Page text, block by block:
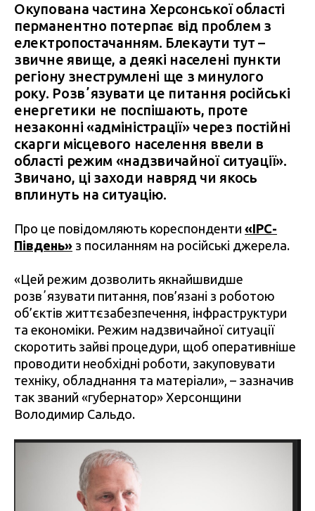
Окупована частина Херсонської області
перманентно потерпає від проблем з
електропостачанням. Блекаути тут –
звичне явище, а деякі населені пункти
регіону знеструмлені ще з минулого
року. Розвʼязувати це питання російські
енергетики не поспішають, проте
незаконні «адміністрації» через постійні
скарги місцевого населення ввели в
області режим «надзвичайної ситуації».
Звичано, ці заходи навряд чи якось
вплинуть на ситуацію.
Про це повідомляють кореспонденти «IPC-
Південь» з посиланням на російські джерела.
«Цей режим дозволить якнайшвидше
розвʼязувати питання, пов’язані з роботою
об’єктів життєзабезпечення, інфраструктури
та економіки. Режим надзвичайної ситуації
скоротить зайві процедури, щоб оперативніше
проводити необхідні роботи, закуповувати
техніку, обладнання та матеріали», – зазначив
так званий «губернатор» Херсонщини
Володимир Сальдо.